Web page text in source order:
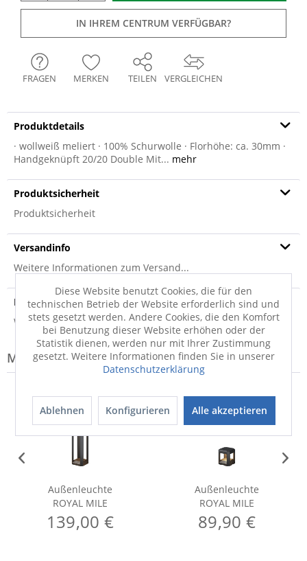
IN IHREM CENTRUM VERFÜGBAR?
VERGLEICHEN
FRAGEN MERKEN TEILEN
Produktdetails
· wollweiß meliert · 100% Schurwolle · Florhöhe: ca. 30mm ·
Handgeknüpft 20/20 Double Mit... mehr
Produktsicherheit
Produktsicherheit
Versandinfo
Weitere Informationen zum Versand...
Hersteller
Weitere Informationen zum Hersteller...
Modell-Familie: ROYAL
Außenleuchte
ROYAL MILE
139,00 €
Außenleuchte
ROYAL MILE
89,90 €
Diese Website benutzt Cookies, die für den
technischen Betrieb der Website erforderlich sind und
stets gesetzt werden. Andere Cookies, die den Komfort
bei Benutzung dieser Website erhöhen oder der
Statistik dienen, werden nur mit Ihrer Zustimmung
gesetzt. Weitere Informationen finden Sie in unserer
Datenschutzerklärung
Ablehnen Konfigurieren Alle akzeptieren